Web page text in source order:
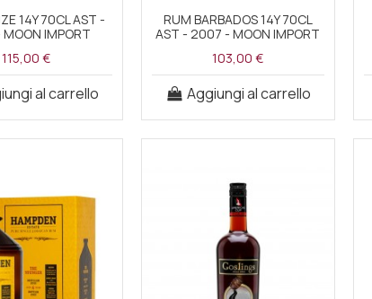
14Y 70CL AST -
IMPORT
115,00 €
al carrello
RUM BARBADOS 14Y 70CL
AST - 2007 - MOON IMPORT
103,00 €
Aggiungi al carrello